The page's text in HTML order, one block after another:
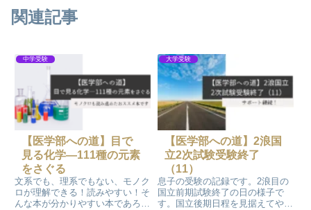
関連記事
中学受験
【医学部への道】目で
見る化学―111種の元素
をさぐる
文系でも、理系でもない、モノク
ロが理解できる！読みやすい！そ
んな本が分かりやすい本であろう
大学受験
【医学部への道】2浪国
立2次試験受験終了
（11）
息子の受験の記録です。2浪目の
国立前期試験終了の日の様子で
す。国立後期日程を見据えてやる